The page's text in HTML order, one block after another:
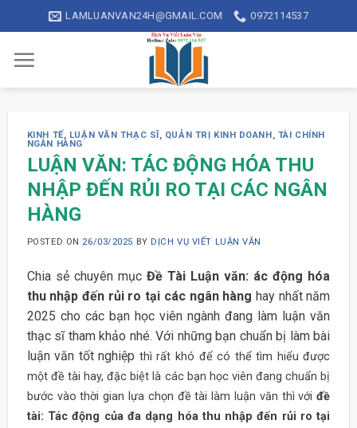
to
content
LAMLUANVAN24H@GMAIL.COM 0972114537
KINH TẾ, LUẬN VĂN THẠC SĨ , QUẢN TRỊ KINH DOANH, TÀI CHÍNH
NGÂN HÀNG
LUẬN VĂN: TÁC ĐỘNG HÓA THU
NHẬP ĐẾN RỦI RO TẠI CÁC NGÂN
HÀNG
POSTED ON 26/03/2025 BY DỊCH VỤ VIẾT LUẬN VĂN
Chia sẻ chuyên mục Đề Tài Luận văn: ác động hóa
thu nhập đến rủi ro tại các ngân hàng hay nhất năm
2025 cho các bạn học viên ngành đang làm luận văn
thạc sĩ tham khảo nhé. Với những bạn chuẩn bị làm bài
luận văn tốt nghiệp thì rất khó để có thể tìm hiểu được
một đề tài hay, đặc biệt là các bạn học viên đang chuẩn bị
bước vào thời gian lựa chọn đề tài làm luận văn thì vớiđề
tài: Tác động của đa dạng hóa thu nhập đến rủi ro tại